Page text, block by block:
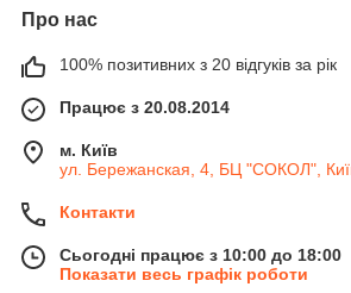
Про нас
100% позитивних з 20 відгуків за рік
Працює з 20.08.2014
м. Київ
ул. Бережанская, 4, БЦ "СОКОЛ",
Контакти
Сьогодні працює з 10:00 до 18:00
Показати весь графік роботи